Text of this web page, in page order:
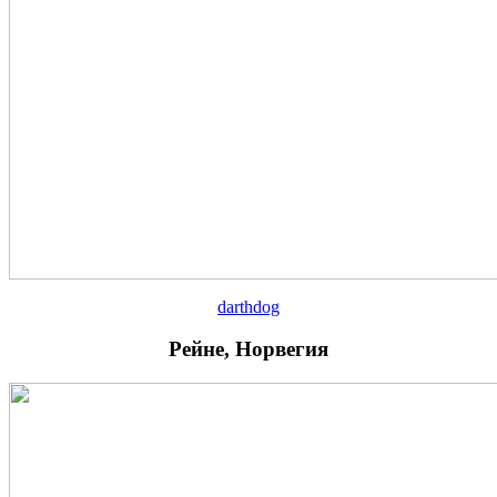
darthdog
Рейне, Норвегия